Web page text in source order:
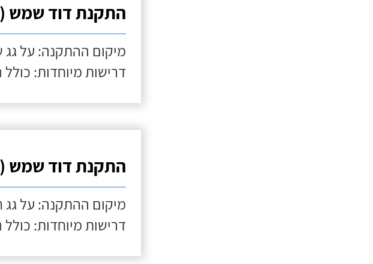
התקנת דוד שמש (ללא
מיקום ההתקנה: על גג
דרישות מיוחדות:
התקנת דוד שמש (ללא
מיקום ההתקנה: על גג
דרישות מיוחדות: